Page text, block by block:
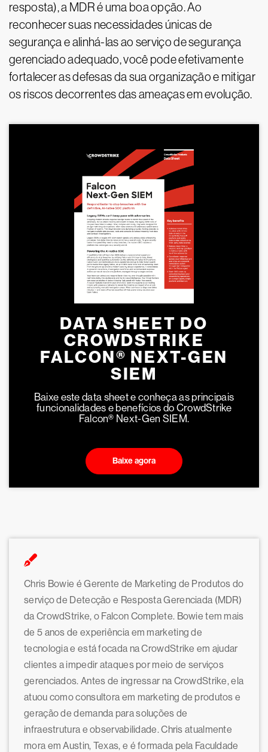
resposta), a MDR é uma boa opção. Ao
reconhecer suas necessidades únicas de
segurança e alinhá-las ao serviço de segurança
gerenciado adequado, você pode efetivamente
fortalecer as defesas da sua organização e mitigar
os riscos decorrentes das ameaças em evolução.
DATA SHEET DO
CROWDSTRIKE
FALCON® NEXT-GEN
SIEM
Baixe este data sheet e conheça as principais
funcionalidades e benefícios do CrowdStrike
Falcon® Next-Gen SIEM.
Baixe agora
Chris Bowie é Gerente de Marketing de Produtos do
serviço de Detecção e Resposta Gerenciada (MDR)
da CrowdStrike, o Falcon Complete. Bowie tem mais
de 5 anos de experiência em marketing de
tecnologia e está focada na CrowdStrike em ajudar
clientes a impedir ataques por meio de serviços
gerenciados. Antes de ingressar na CrowdStrike, ela
atuou como consultora em marketing de produtos e
geração de demanda para soluções de
infraestrutura e observabilidade. Chris atualmente
mora em Austin, Texas, e é formada pela Faculdade